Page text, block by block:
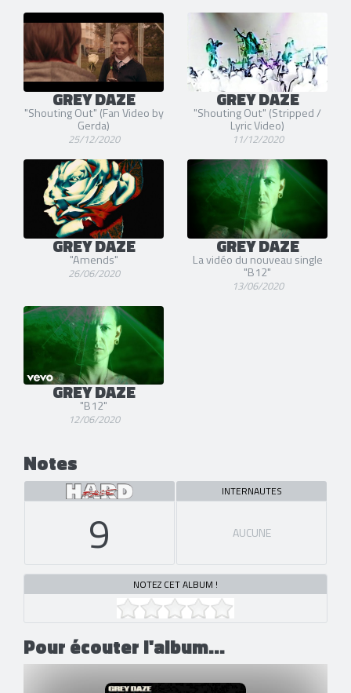
GREY DAZE
"Shouting Out" (Fan Video by
Gerda)
25/12/2020
GREY DAZE
"Shouting Out" (Stripped /
Lyric Video)
11/12/2020
GREY DAZE
"Amends"
26/06/2020
GREY DAZE
La vidéo du nouveau single
"B12"
13/06/2020
GREY DAZE
"B12"
12/06/2020
Notes
9
INTERNAUTES
AUCUNE
NOTEZ CET ALBUM !
Pour écouter l'album...